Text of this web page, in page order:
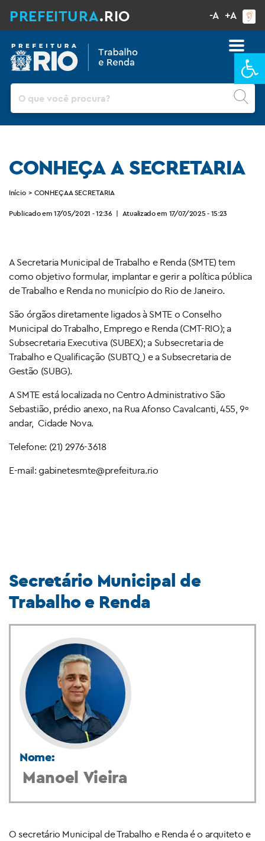
PREFEITURA.RIO -A +A
CONHEÇA A SECRETARIA
Início > CONHEÇA A SECRETARIA
Publicado em 17/05/2021 - 12:36 | Atualizado em 17/07/2025 - 15:23
A Secretaria Municipal de Trabalho e Renda (SMTE) tem
como objetivo formular, implantar e gerir a política pública
de Trabalho e Renda no município do Rio de Janeiro.
São órgãos diretamente ligados à SMTE o Conselho
Municipal do Trabalho, Emprego e Renda (CMT-RIO); a
Subsecretaria Executiva (SUBEX); a Subsecretaria de
Trabalho e Qualificação (SUBTQ) e a Subsecretaria de
Gestão (SUBG).
A SMTE está localizada no Centro Administrativo São
Sebastião, prédio anexo, na Rua Afonso Cavalcanti, 455, 9º
andar, Cidade Nova.
Telefone: (21) 2976-3618
E-mail: gabinetesmte@prefeitura.rio
Secretário Municipal de
Trabalho e Renda
Nome:
Manoel Vieira
O secretário Municipal de Trabalho e Renda é o arquiteto e